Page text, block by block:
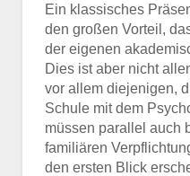
Ein klassisches
den großen Vorteil,
der eigenen
Dies ist aber nicht
vor allem diejenigen,
Schule mit dem
müssen parallel auch
familiären
den ersten Blick